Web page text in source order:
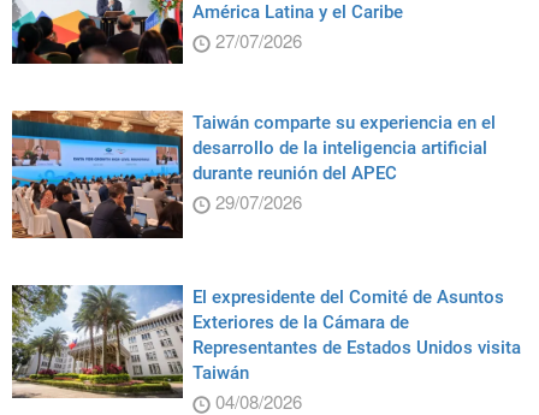
América Latina y el Caribe
27/07/2026
Taiwán comparte su experiencia en el
desarrollo de la inteligencia artificial
durante reunión del APEC
29/07/2026
El expresidente del Comité de Asuntos
Exteriores de la Cámara de
Representantes de Estados Unidos visita
Taiwán
04/08/2026